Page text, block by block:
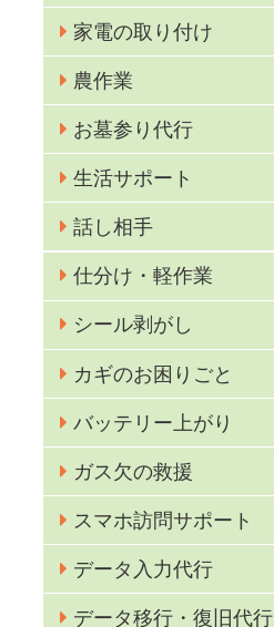
家電の取り付け
農作業
お墓参り代行
生活サポート
話し相手
仕分け・軽作業
シール剥がし
カギのお困りごと
バッテリー上がり
ガス欠の救援
スマホ訪問サポート
データ入力代行
データ移行・復旧代行